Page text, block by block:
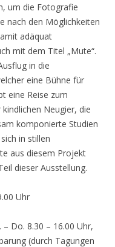
um die Fotografie
nach den Möglichkeiten
adäquat
mit dem Titel „Mute“.
in die
eine Bühne für
eine Reise zum
Neugier, die
komponierte Studien
in stillen
aus diesem Projekt
dieser Ausstellung.
Uhr
Do. 8.30 – 16.00 Uhr,
(durch Tagungen